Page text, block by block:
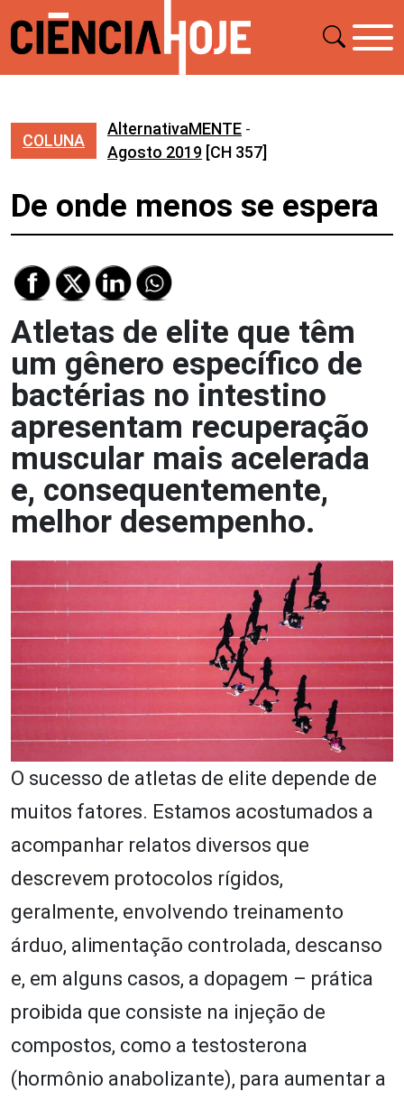
COLUNA
AlternativaMENTE -
Agosto 2019 [CH 357]
De onde menos se espera
Atletas de elite que têm
um gênero específico de
bactérias no intestino
apresentam recuperação
muscular mais acelerada
e, consequentemente,
melhor desempenho.
O sucesso de atletas de elite depende de
muitos fatores. Estamos acostumados a
acompanhar relatos diversos que
descrevem protocolos rígidos,
geralmente, envolvendo treinamento
árduo, alimentação controlada, descanso
e, em alguns casos, a dopagem – prática
proibida que consiste na injeção de
compostos, como a testosterona
(hormônio anabolizante), para aumentar a